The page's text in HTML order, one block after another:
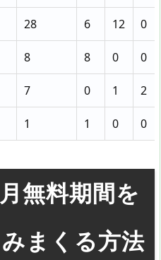
28 6 12 0
8 8 0 0
7 0 1 2
1 1 0 0
無料期間を
まくる方法